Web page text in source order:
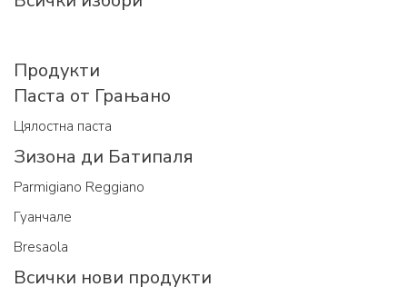
Продукти
Паста от Грањано
Цялостна паста
Зизона ди Батипаля
Parmigiano Reggiano
Гуанчале
Bresaola
Всички нови продукти